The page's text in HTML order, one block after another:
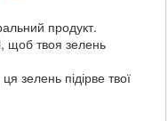
продукт.
щоб твоя зелень
зелень підірве твої